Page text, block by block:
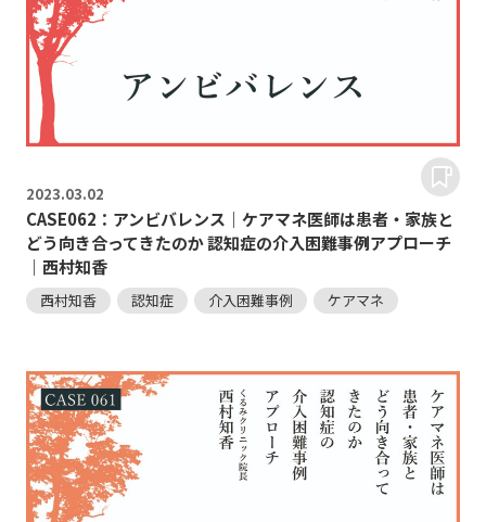
2023.03.02
CASE062：アンビバレンス｜ケアマネ医師は患者・家族と
どう向き合ってきたのか 認知症の介入困難事例アプローチ
｜西村知香
西村知香 認知症 介入困難事例 ケアマネ